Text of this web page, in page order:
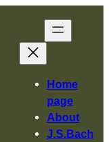
Home
page
About
J.S.Bach